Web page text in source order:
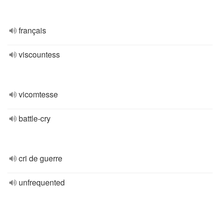
français
viscountess
vicomtesse
battle-cry
cri de guerre
unfrequented